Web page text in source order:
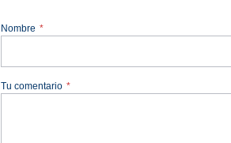
Nombre *
Tu comentario *